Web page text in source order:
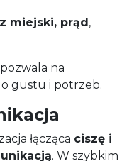
miejski, prąd,
na
gustu i potrzeb.
łącząca ciszę i
. W szybkim